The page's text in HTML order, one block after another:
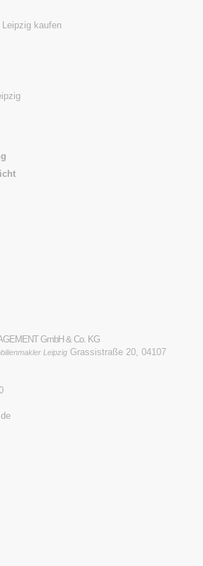
kaufen
GmbH & Co. KG
LeipzigGrassistraße 20, 04107